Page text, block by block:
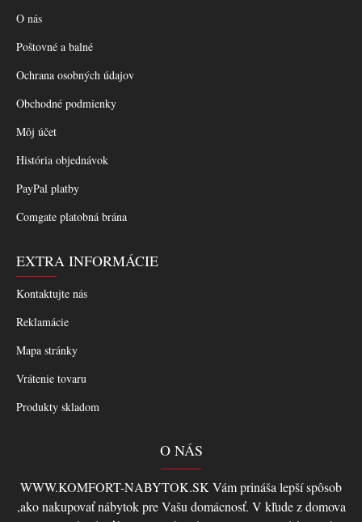
O nás
Poštovné a balné
Ochrana osobných údajov
Obchodné podmienky
Môj účet
História objednávok
PayPal platby
Comgate platobná brána
EXTRA INFORMÁCIE
Kontaktujte nás
Reklamácie
Mapa stránky
Vrátenie tovaru
Produkty skladom
O NÁS
WWW.KOMFORT-NABYTOK.SK Vám prináša lepší spôsob
,ako nakupovať nábytok pre Vašu domácnosť. V kľude z domova